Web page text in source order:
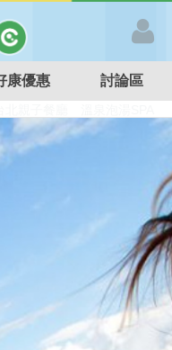
康優惠 討論區
溫泉泡湯SPA